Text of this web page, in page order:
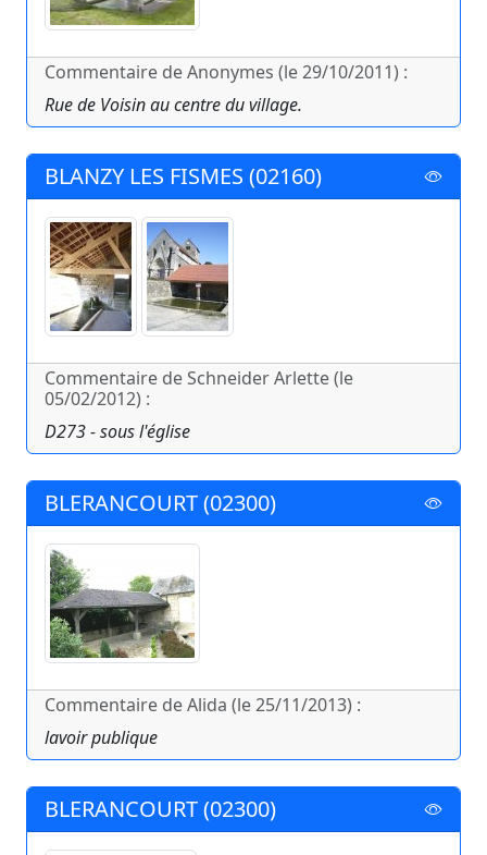
Commentaire de Anonymes (le 29/10/2011) :
Rue de Voisin au centre du village.
BLANZY LES FISMES (02160)
Commentaire de Schneider Arlette (le
05/02/2012) :
D273 - sous l'église
BLERANCOURT (02300)
Commentaire de Alida (le 25/11/2013) :
lavoir publique
BLERANCOURT (02300)